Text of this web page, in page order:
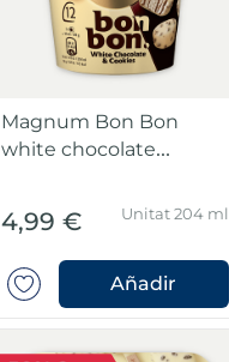
Magnum Bon Bon
white chocolate
4,99 € Unitat 204 ml
Añadir